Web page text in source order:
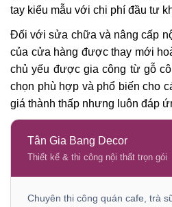
tay kiểu mẫu với chi phí đầu tư
Đối với sửa chữa và nâng cấp
của cửa hàng được thay mới
chủ yếu được gia công từ gỗ
chọn phù hợp và phổ biến cho
giá thành thấp nhưng luôn đáp
Tân Gia Bang Decor
Thiết kế & thi công nội thất trọn gói
Chuyên thi công quán cafe, trà